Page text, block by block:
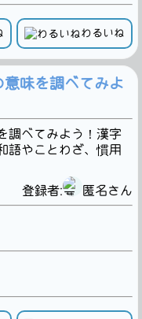
わるいね
味を調べてみよ
調べてみよう！漢字
語やことわざ、慣用
登録者:
匿名さん